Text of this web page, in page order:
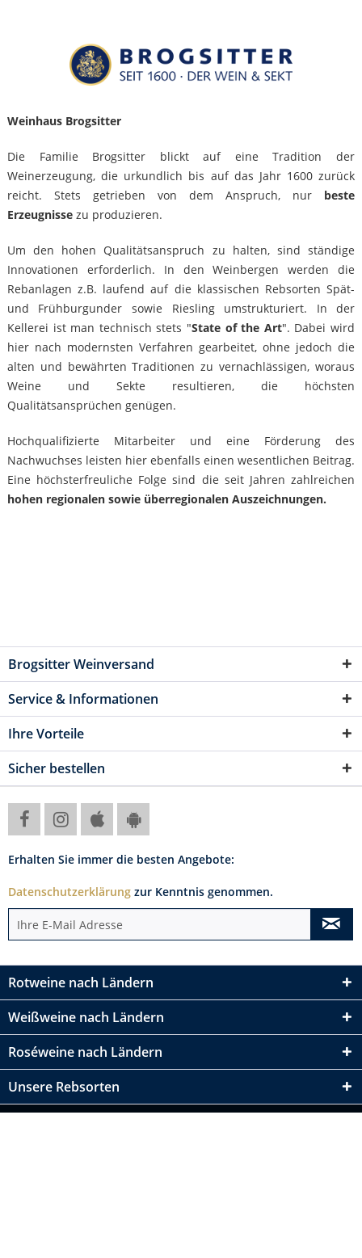
Weinhaus Brogsitter
Die Familie Brogsitter blickt auf eine Tradition der
Weinerzeugung, die urkundlich bis auf das Jahr 1600 zurück
reicht. Stets getrieben von dem Anspruch, nur beste
Erzeugnissezu produzieren.
Um den hohen Qualitätsanspruch zu halten, sind ständige
Innovationen erforderlich. In den Weinbergen werden die
Rebanlagen z.B. laufend auf die klassischen Rebsorten Spät-
und Frühburgunder sowie Riesling umstrukturiert. In der
Kellerei ist man technisch stets "State of the Art". Dabei wird
hier nach modernsten Verfahren gearbeitet, ohne jedoch die
alten und bewährten Traditionen zu vernachlässigen, woraus
Weine und Sekte resultieren, die höchsten
Qualitätsansprüchen genügen.
Hochqualifizierte Mitarbeiter und eine Förderung des
Nachwuchses leisten hier ebenfalls einen wesentlichen Beitrag.
Eine höchsterfreuliche Folge sind die seit Jahren zahlreichen
hohen regionalen sowie überregionalen Auszeichnungen.
Brogsitter Weinversand
Service & Informationen
Ihre Vorteile
Sicher bestellen
Erhalten Sie immer die besten Angebote:
Datenschutzerklärung zur Kenntnis genommen.
Rotweine nach Ländern
Weißweine nach Ländern
Roséweine nach Ländern
Unsere Rebsorten